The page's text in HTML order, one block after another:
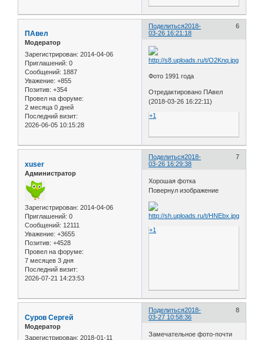
Поделиться 6
2018-
03-26 16:21:18
ПАвел
Модератор
Зарегистрирован: 2014-04-06
Приглашений: 0
Сообщений: 1887
Уважение: +855
Позитив: +354
Провел на форуме:
2 месяца 0 дней
Последний визит:
2026-06-05 10:15:28
Фото 1991 года
Отредактировано ПАвел
(2018-03-26 16:22:11)
+1
Поделиться 7
2018-
03-26 16:29:38
xuser
Администратор
Зарегистрирован: 2014-04-06
Приглашений: 0
Сообщений: 12111
Уважение: +3655
Позитив: +4528
Провел на форуме:
7 месяцев 3 дня
Последний визит:
2026-07-21 14:23:53
Хорошая фотка
Повернул изображение
+1
Поделиться 8
2018-
03-27 10:58:36
Cуров Сергей
Модератор
Зарегистрирован: 2018-01-11 Замечательное фото-почти